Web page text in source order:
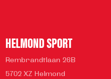
HELMOND SPORT
Rembrandtlaan 26B
5702 XZ Helmond